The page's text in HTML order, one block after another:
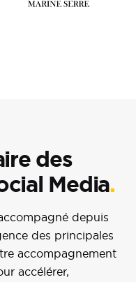
des
Media.
depuis
des principales
accompagnement
accélérer,